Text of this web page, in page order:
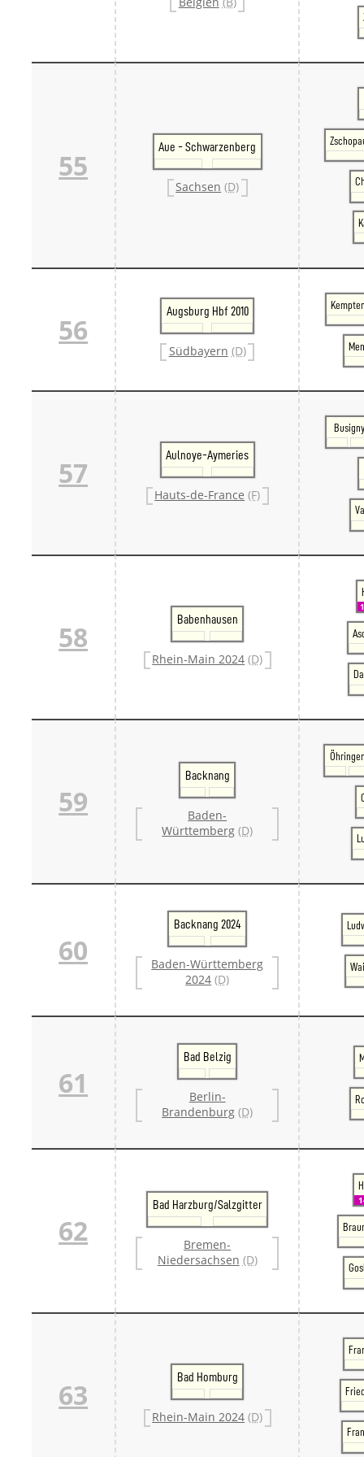
55
Aue - Schwarzenberg
Sachsen (D)
56
Augsburg Hbf 2010
Südbayern (D)
57
Aulnoye-Aymeries
Hauts-de-France (F)
Busigny
58
Babenhausen
Rhein-Main 2024 (D)
59
Backnang
Baden-
Württemberg (D)
60
Backnang 2024
Baden-Württemberg
2024 (D)
61
Bad Belzig
Berlin-
Brandenburg (D)
62
Bad Harzburg/Salzgitter
Bremen-
Niedersachsen (D)
63
Bad Homburg
Rhein-Main 2024 (D)